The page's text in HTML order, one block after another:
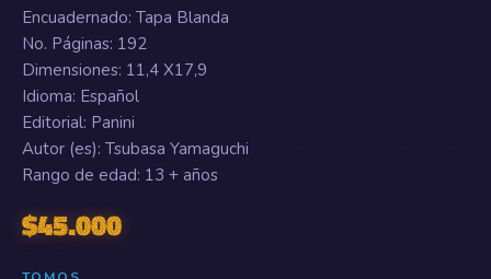
Encuadernado: Tapa Blanda
No. Páginas: 192
Dimensiones: 11,4 X17,9
Idioma: Español
Editorial: Panini
Autor (es): Tsubasa Yamaguchi
Rango de edad: 13 + años
$45.000